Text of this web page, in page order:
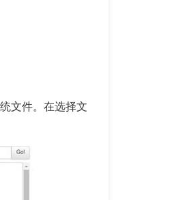
文件。在选择文